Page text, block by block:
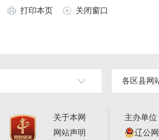
打印本页 关闭窗口
各区县网
关于本网
网站声明
主办单
辽公